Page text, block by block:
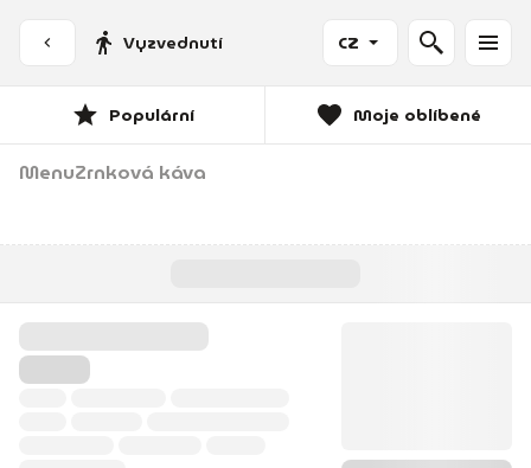
Vyzvednutí CZ
Populární Moje oblíbené
MenuZrnková káva